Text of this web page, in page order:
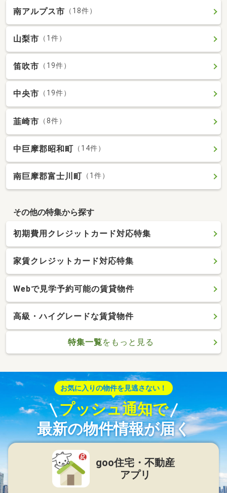
南アルプス市 （18件）
山梨市 （1件）
笛吹市 （19件）
中央市 （19件）
韮崎市 （8件）
中巨摩郡昭和町 （14件）
南巨摩郡富士川町 （1件）
その他の特集から探す
初期費用クレジットカード対応特集
家賃クレジットカード対応特集
Webで見学予約可能の賃貸物件
高級・ハイグレードな賃貸物件
特集一覧をもっと見る
お気に入りの物件を見逃さない！
プッシュ通知で
最新の物件情報が届く
goo住宅・不動産
アプリ